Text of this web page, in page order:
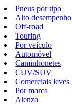
Pneus por tipo
Alto desempenho
Off-road
Touring
Por veículo
Automóvel
Caminhonetes
CUV/SUV
Comerciais leves
Por marca
Alenza